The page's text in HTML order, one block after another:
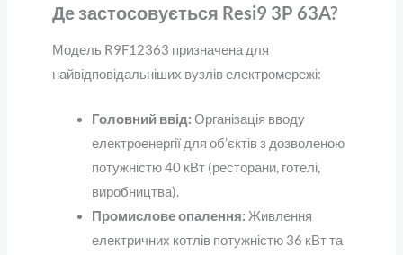
Де застосовується Resi9 3P 63A?
Модель R9F12363 призначена для
найвідповідальніших вузлів електромережі:
Головний ввід: Організація вводу
електроенергії для об’єктів з дозволеною
потужністю 40 кВт (ресторани, готелі,
виробництва).
Промислове опалення: Живлення
електричних котлів потужністю 36 кВт та